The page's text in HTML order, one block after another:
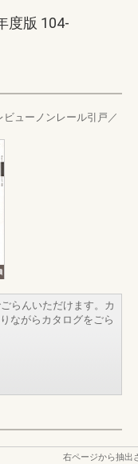
度版 104-
ューノンレール引戸／
らんいただけます。カ
ながらカタログをごら
右ページから抽出